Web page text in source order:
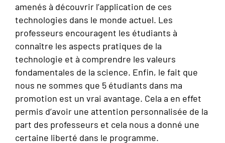
amenés à découvrir l’application de ces
technologies dans le monde actuel. Les
professeurs encouragent les étudiants à
connaître les aspects pratiques de la
technologie et à comprendre les valeurs
fondamentales de la science. Enfin, le fait que
nous ne sommes que 5 étudiants dans ma
promotion est un vrai avantage. Cela a en effet
permis d’avoir une attention personnalisée de la
part des professeurs et cela nous a donné une
certaine liberté dans le programme.